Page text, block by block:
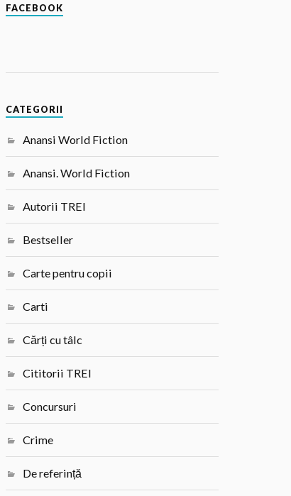
FACEBOOK
CATEGORII
Anansi World Fiction
Anansi. World Fiction
Autorii TREI
Bestseller
Carte pentru copii
Carti
Cărți cu tâlc
Cititorii TREI
Concursuri
Crime
De referință